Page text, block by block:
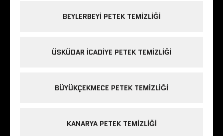
BEYLERBEYI PETEK TEMIZLIĞI
ÜSKÜDAR ICADIYE PETEK TEMIZLIĞI
BÜYÜKÇEKMECE PETEK TEMIZLIĞI
KANARYA PETEK TEMIZLIĞI